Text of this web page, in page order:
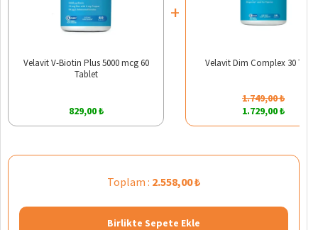
Velavit V-Biotin Plus 5000 mcg 60
Tablet
829,00 ₺
+
Velavit Dim Complex 30
1.749,00 ₺
1.729,00 ₺
Toplam : 2.558,00 ₺
Birlikte Sepete Ekle